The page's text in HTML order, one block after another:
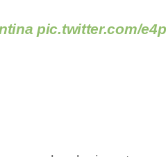
pic.twitter.com/